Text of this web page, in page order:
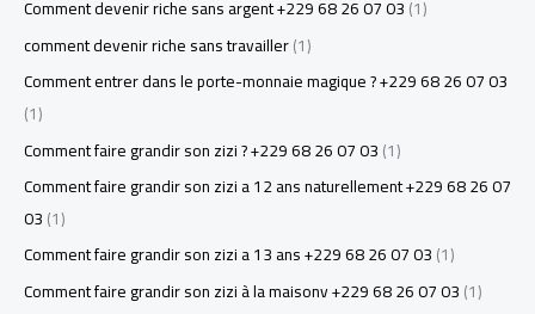
Comment devenir riche sans argent +229 68 26 07 03(1)
comment devenir riche sans travailler(1)
Comment entrer dans le porte-monnaie magique ? +229 68 26 07 03
(1)
Comment faire grandir son zizi ? +229 68 26 07 03(1)
Comment faire grandir son zizi a 12 ans naturellement +229 68 26 07
03(1)
Comment faire grandir son zizi a 13 ans +229 68 26 07 03(1)
Comment faire grandir son zizi à la maisonv +229 68 26 07 03(1)